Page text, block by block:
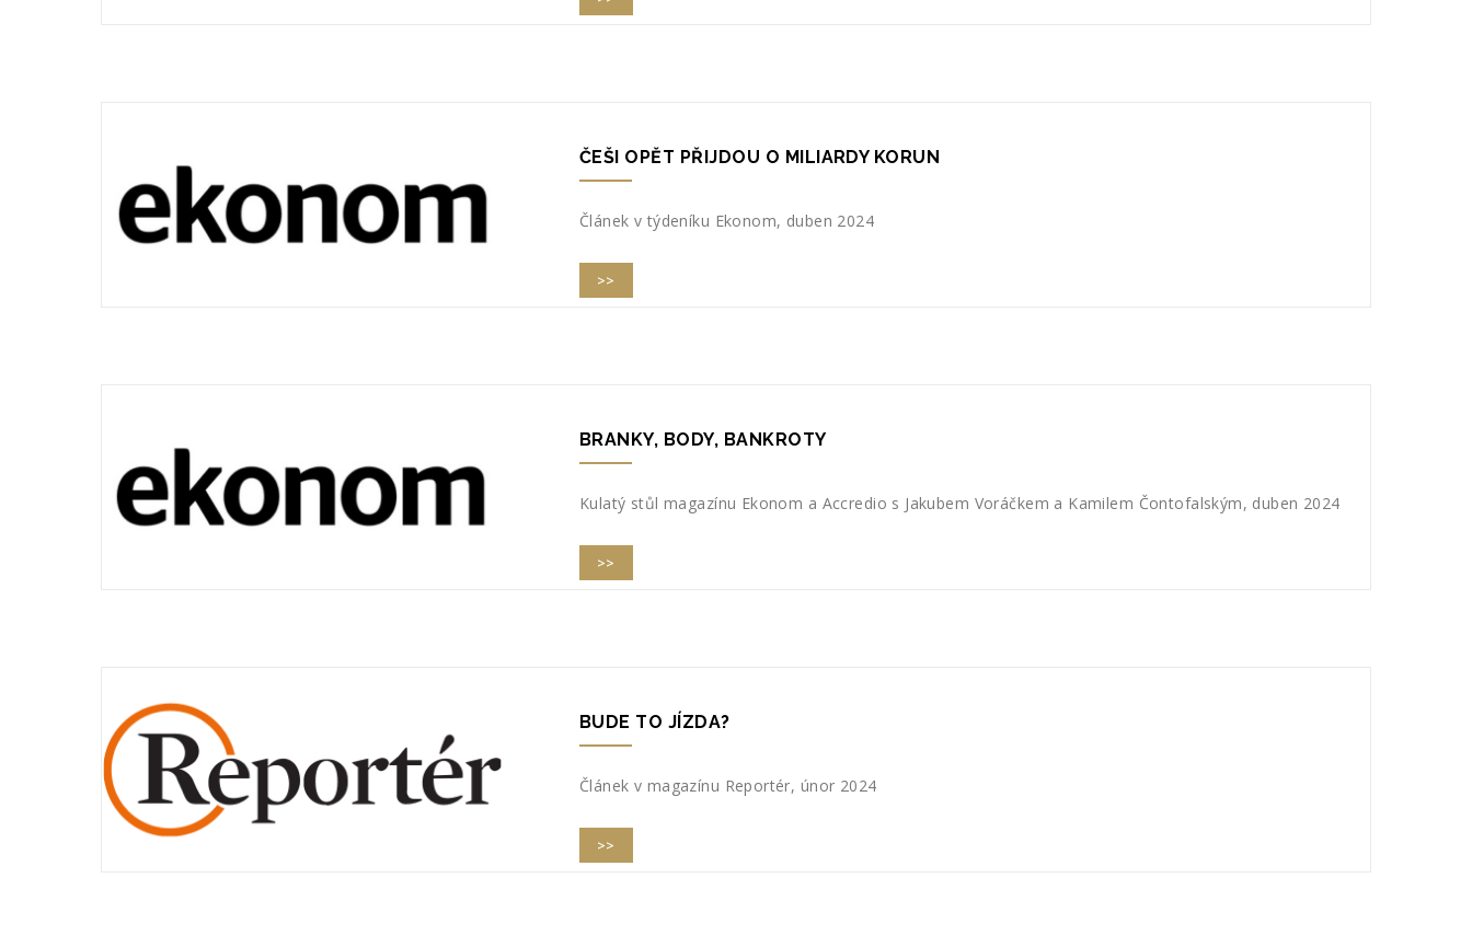
ČEŠI OPĚT PŘIJDOU O MILIARDY KORUN
Článek v týdeníku Ekonom, duben 2024
>>
BRANKY, BODY, BANKROTY
Kulatý stůl magazínu Ekonom a Accredio s Jakubem Voráčkem a Kamilem Čontofalským, duben 2024
>>
BUDE TO JÍZDA?
Článek v magazínu Reportér, únor 2024
>>